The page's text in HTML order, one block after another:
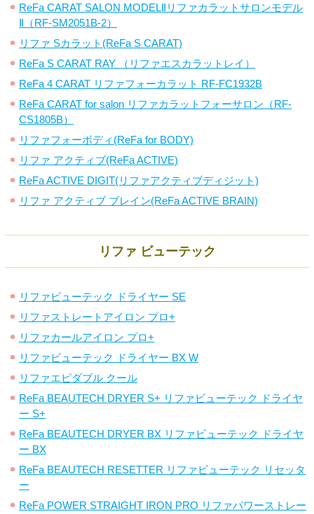
ReFa CARAT SALON MODELⅡリファカラットサロンモデル
Ⅱ（RF-SM2051B-2）
リファ Sカラット(ReFa S CARAT)
ReFa S CARAT RAY （リファエスカラットレイ）
ReFa 4 CARAT リファフォーカラット RF-FC1932B
ReFa CARAT for salon リファカラットフォーサロン（RF-
CS1805B）
リファフォーボディ(ReFa for BODY)
リファ アクティブ(ReFa ACTIVE)
ReFa ACTIVE DIGIT(リファアクティブディジット)
リファ アクティブ ブレイン(ReFa ACTIVE BRAIN)
リファ ビューテック
リファビューテック ドライヤー SE
リファストレートアイロン プロ+
リファカールアイロン プロ+
リファビューテック ドライヤー BX W
リファエピダブル クール
ReFa BEAUTECH DRYER S+ リファビューテック ドライヤ
ー S+
ReFa BEAUTECH DRYER BX リファビューテック ドライヤ
ー BX
ReFa BEAUTECH RESETTER リファビューテック リセッタ
ー
ReFa POWER STRAIGHT IRON PRO リファパワーストレー